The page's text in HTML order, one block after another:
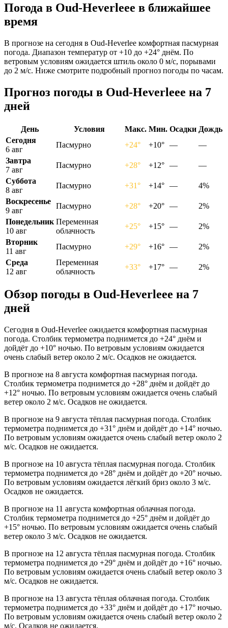
Погода в Oud-Heverleeе в ближайшее
время
В прогнозе на сегодня в Oud-Heverlee комфортная пасмурная
погода. Диапазон температур от +10 до +24° днём. По
ветровым условиям ожидается штиль около 0 м/с, порывами
до 2 м/с. Ниже смотрите подробный прогноз погоды по часам.
Прогноз погоды в Oud-Heverleeе на 7
дней
День Условия Макс. Мин. Осадки Дождь
Сегодня
6 авг
Пасмурно +24° +10° —
—
Завтра
7 авг
Пасмурно +28° +12° —
—
Суббота
8 авг
Пасмурно +31° +14° —
4%
Воскресенье
9 авг
Пасмурно +28° +20° —
2%
Понедельник
10 авг
Переменная
облачность
+25° +15° —
2%
Вторник
11 авг
Пасмурно +29° +16° —
2%
Среда
12 авг
Переменная
облачность
+33° +17° — 2%
Обзор погоды в Oud-Heverleeе на 7
дней
Сегодня в Oud-Heverlee ожидается комфортная пасмурная
погода. Столбик термометра поднимется до +24° днём и
дойдёт до +10° ночью. По ветровым условиям ожидается
очень слабый ветер около 2 м/с. Осадков не ожидается.
В прогнозе на 8 августа комфортная пасмурная погода.
Столбик термометра поднимется до +28° днём и дойдёт до
+12° ночью. По ветровым условиям ожидается очень слабый
ветер около 2 м/с. Осадков не ожидается.
В прогнозе на 9 августа тёплая пасмурная погода. Столбик
термометра поднимется до +31° днём и дойдёт до +14° ночью.
По ветровым условиям ожидается очень слабый ветер около 2
м/с. Осадков не ожидается.
В прогнозе на 10 августа тёплая пасмурная погода. Столбик
термометра поднимется до +28° днём и дойдёт до +20° ночью.
По ветровым условиям ожидается лёгкий бриз около 3 м/с.
Осадков не ожидается.
В прогнозе на 11 августа комфортная облачная погода.
Столбик термометра поднимется до +25° днём и дойдёт до
+15° ночью. По ветровым условиям ожидается очень слабый
ветер около 3 м/с. Осадков не ожидается.
В прогнозе на 12 августа тёплая пасмурная погода. Столбик
термометра поднимется до +29° днём и дойдёт до +16° ночью.
По ветровым условиям ожидается очень слабый ветер около 3
м/с. Осадков не ожидается.
В прогнозе на 13 августа тёплая облачная погода. Столбик
термометра поднимется до +33° днём и дойдёт до +17° ночью.
По ветровым условиям ожидается очень слабый ветер около 2
м/с. Осадков не ожидается.